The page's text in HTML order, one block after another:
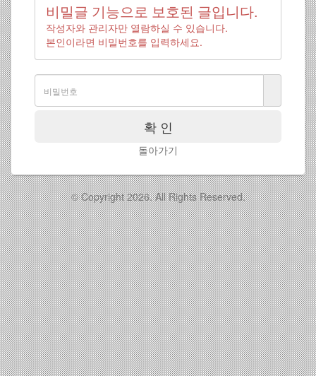
비밀글 기능으로 보호된 글입니다.
작성자와 관리자만 열람하실 수 있습니다.
본인이라면 비밀번호를 입력하세요.
확 인
돌아가기
© Copyright 2026. All Rights Reserved.